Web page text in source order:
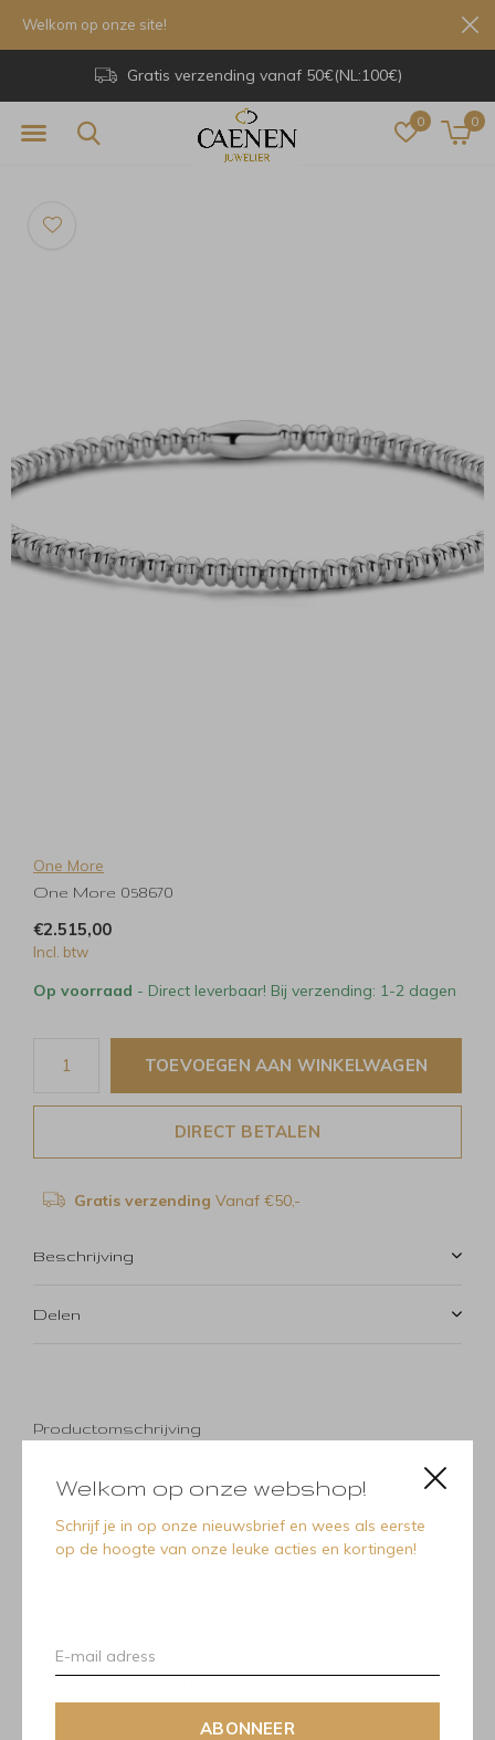
Welkom op onze webshop!
Schrijf je in op onze nieuwsbrief en wees als eerste
op de hoogte van onze leuke acties en kortingen!
ABONNEER
0 0
Gratis verzending vanaf 50€(NL:100€)
Welkom op onze site!
One More
One More 058670
€2.515,00
Incl. btw
Op voorraad - Direct leverbaar! Bij verzending: 1-2 dagen
TOEVOEGEN AAN WINKELWAGEN
DIRECT BETALEN
Gratis verzending Vanaf €50,-
Beschrijving
Delen
Productomschrijving
One More 058670 Armband Vulsini.
Vulsini armband (17,5 cm) in 18 Kt wit goud
One More 058670(1)